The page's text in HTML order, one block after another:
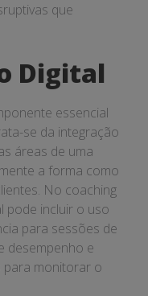
que
Digital
essencial
se da integração
áreas de uma
a forma como
No coaching
pode incluir o uso
para sessões de
desempenho e
para monitorar o